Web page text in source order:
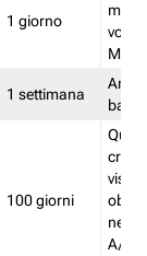
1 giorno
1 settimana
100 giorni
nel
A/B.